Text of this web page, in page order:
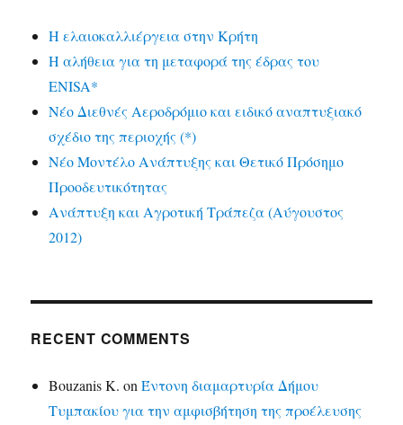
Η ελαιοκαλλιέργεια στην Κρήτη
Η αλήθεια για τη μεταφορά της έδρας του
ENISA*
Νέο Διεθνές Αεροδρόμιο και ειδικό αναπτυξιακό
σχέδιο της περιοχής (*)
Νέο Μοντέλο Ανάπτυξης και Θετικό Πρόσημο
Προοδευτικότητας
Ανάπτυξη και Αγροτική Τράπεζα (Αύγουστος
2012)
RECENT COMMENTS
Bouzanis K. onΈντονη διαμαρτυρία Δήμου
Τυμπακίου για την αμφισβήτηση της προέλευσης